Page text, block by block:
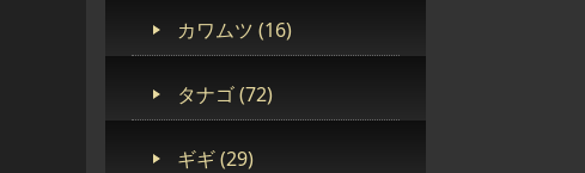
カワムツ (16)
タナゴ (72)
ギギ (29)